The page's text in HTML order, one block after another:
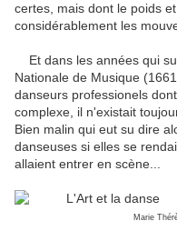
certes, mais dont le poids
considérablement les
Et dans les années qui
Nationale de Musique
danseurs professionels
complexe, il n'existait
Bien malin qui eut su dire
danseuses si elles se
allaient entrer en scène...
Marie